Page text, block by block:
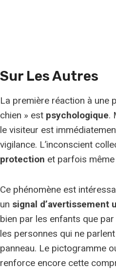
Sur Les Autres
La première réaction à une
chien » est psychologique.
le visiteur est
vigilance. L’inconscient
protection et parfois même
Ce phénomène est
un signal d’avertissement
bien par les enfants que
les personnes qui ne
panneau. Le pictogramme
renforce encore cette